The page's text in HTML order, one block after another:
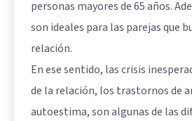
personas mayores de 65 años.
son ideales para las parejas que
relación.
En ese sentido, las crisis
de la relación, los trastornos de
autoestima, son algunas de las